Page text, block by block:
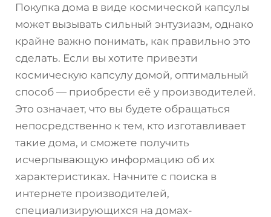
Покупка дома в виде космической капсулы
может вызывать сильный энтузиазм, однако
крайне важно понимать, как правильно это
сделать. Если вы хотите привезти
космическую капсулу домой, оптимальный
способ — приобрести её у производителей.
Это означает, что вы будете обращаться
непосредственно к тем, кто изготавливает
такие дома, и сможете получить
исчерпывающую информацию об их
характеристиках. Начните с поиска в
интернете производителей,
специализирующихся на домах-